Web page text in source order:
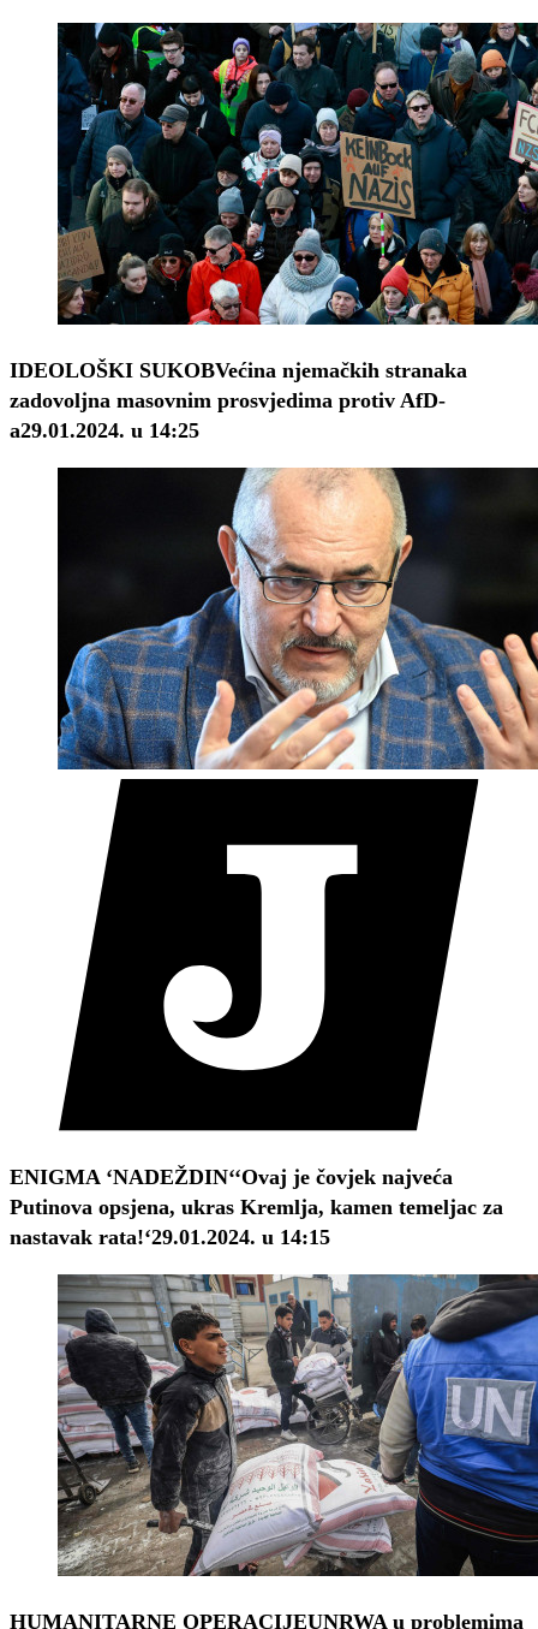
IDEOLOŠKI SUKOBVećina njemačkih stranaka
zadovoljna masovnim prosvjedima protiv AfD-
a29.01.2024. u 14:25
ENIGMA ‘NADEŽDIN‘‘Ovaj je čovjek najveća
Putinova opsjena, ukras Kremlja, kamen temeljac za
nastavak rata!‘29.01.2024. u 14:15
HUMANITARNE OPERACIJEUNRWA u problemima